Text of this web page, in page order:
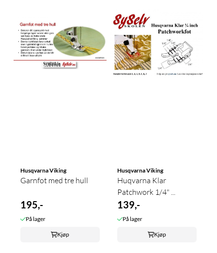
Husqvarna Viking
Garnfot med tre hull
195,-
På lager
Kjøp
Husqvarna Viking
Huqvarna Klar
Patchwork 1/4" ...
139,-
På lager
Kjøp